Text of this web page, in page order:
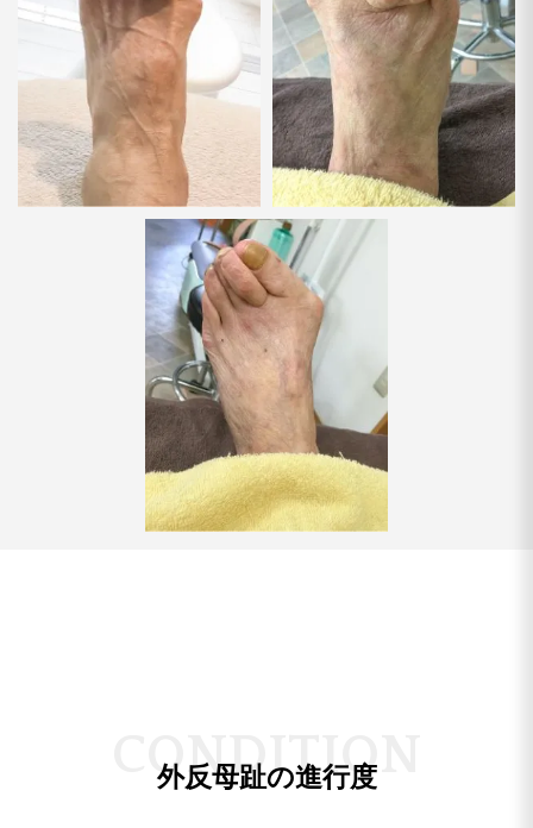
外反母趾の進行度
ONDITIO